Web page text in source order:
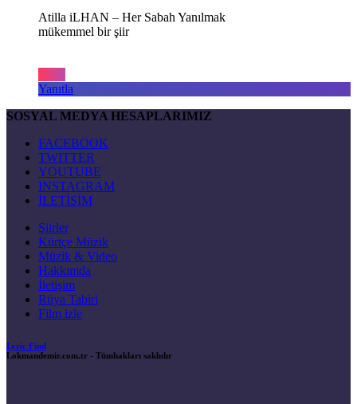
Atilla iLHAN – Her Sabah Yanılmak
mükemmel bir şiir
Yanıtla
SOSYAL MEDYA HESAPLARIMIZ
FACEBOOK
TWITTER
YOUTUBE
INSTAGRAM
İLETİŞİM
Şiirler
Kürtçe Müzik
Müzik & Video
Hakkımda
İletişim
Rüya Tabiri
Film izle
Lyric Find
Lokmandemir.com.tr - Tümhakları saklıdır